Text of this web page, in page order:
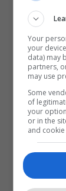
Your
your
data) may
partners,
may use
Some
of
your
or in the
and